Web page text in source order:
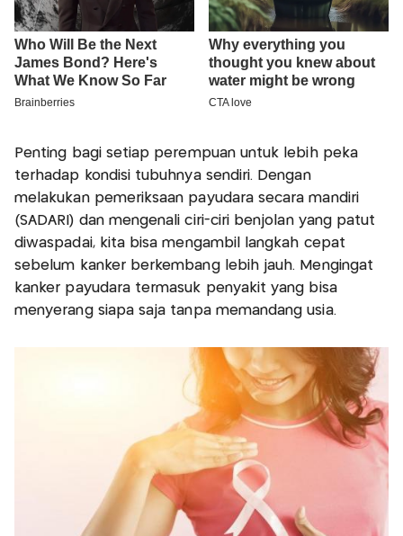
Penting bagi setiap perempuan untuk lebih peka
terhadap kondisi tubuhnya sendiri. Dengan
melakukan pemeriksaan payudara secara mandiri
(SADARI) dan mengenali ciri-ciri benjolan yang patut
diwaspadai, kita bisa mengambil langkah cepat
sebelum kanker berkembang lebih jauh. Mengingat
kanker payudara termasuk penyakit yang bisa
menyerang siapa saja tanpa memandang usia.